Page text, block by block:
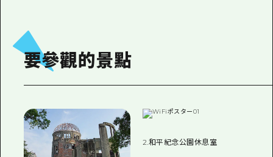
要參觀的景點
2.和平紀念公園休息室